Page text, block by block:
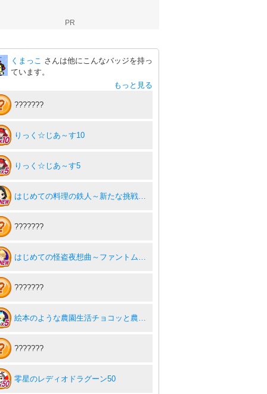
PR
くまっこ さんは他にこんなバッジを持っ
ています。
もっと見る
???????
りっく☆じあ～す10
りっく☆じあ～す5
はじめての料理の鉄人～新たな挑戦者達～ for ゲソてん
???????
はじめての怪盗夜想曲～ファントムノクターン～
???????
絵本のような農園生活チョコッと農園5
???????
零星のレディオドラグーン50